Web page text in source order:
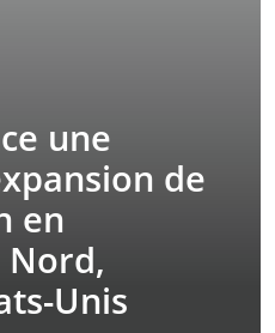
une
de
en
Unis